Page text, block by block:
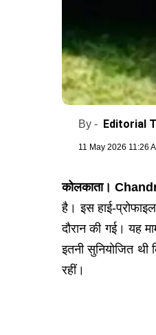
By - Editorial
11 May 2026 11:26
कोलकाता।
है। इस हाई-
दौरान की गई। यह
इतनी सुनियोजित
रहीं।